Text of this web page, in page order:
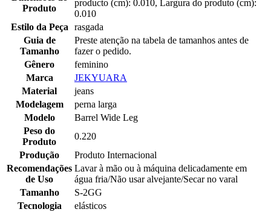
Produto
producto (cm): 0.010, Largura do produto (cm):
0.010
Estilo da Peça
rasgada
Guia de
Tamanho
Preste atenção na tabela de tamanhos antes de
fazer o pedido.
Gênero
feminino
Marca
JEKYUARA
Material
jeans
Modelagem
perna larga
Modelo
Barrel Wide Leg
Peso do
Produto
0.220
Produção
Produto Internacional
Recomendações
de Uso
Lavar à mão ou à máquina delicadamente em
água fria/Não usar alvejante/Secar no varal
Tamanho
S-2GG
Tecnologia
elásticos